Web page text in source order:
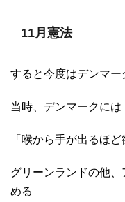
11月憲法
すると今度はデンマー
当時、デンマークには
「喉から手が出るほど
グリーンランドの他
める